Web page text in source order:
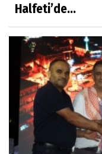
Halfeti’de...